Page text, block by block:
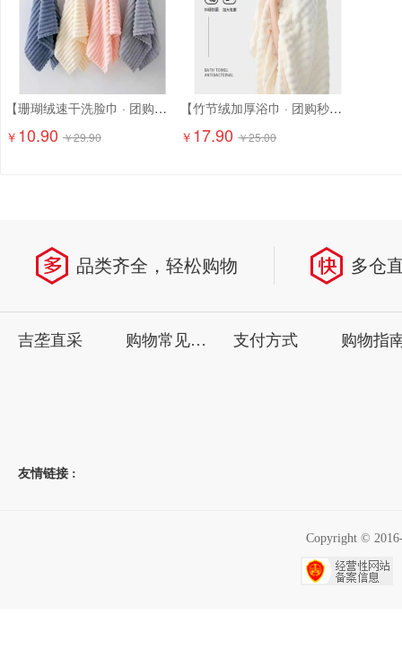
【珊瑚绒速干洗脸巾 · 团购特惠】10.9元抢6条！ 超柔软珊瑚绒，吸水强、速干不闷味，洗脸/卸妆/擦手都超舒服
￥ 10.90 ￥29.90
【竹节绒加厚浴巾 · 团购秒杀】17.9元抢2条！ 成人加大加厚，吸水快、超柔软！
￥ 17.90 ￥25.00
品类齐全，轻松购物 多仓
吉垄直采 购物常见问题 支付方式 购物指
友情链接 :
Copyright ©